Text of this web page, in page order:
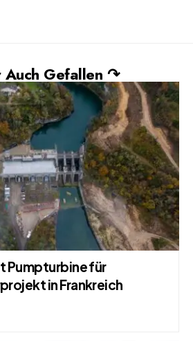
Auch Gefallen ↷
Pumpturbine für
in Frankreich